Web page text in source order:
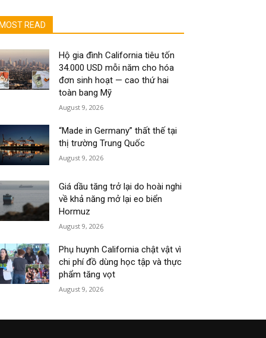
MOST READ
Hộ gia đình California tiêu tốn
34.000 USD mỗi năm cho hóa
đơn sinh hoạt — cao thứ hai
toàn bang Mỹ
August 9, 2026
“Made in Germany” thất thế tại
thị trường Trung Quốc
August 9, 2026
Giá dầu tăng trở lại do hoài nghi
về khả năng mở lại eo biển
Hormuz
August 9, 2026
Phụ huynh California chật vật vì
chi phí đồ dùng học tập và thực
phẩm tăng vọt
August 9, 2026